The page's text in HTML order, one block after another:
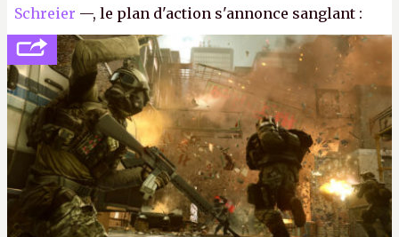
Schreier —, le plan d'action s'annonce sanglant :
réductions de coûts drastiques, fermetures de
studios et licenciements massifs. En gros, essorer
FCetBattlefield, puis virer le reste.P.